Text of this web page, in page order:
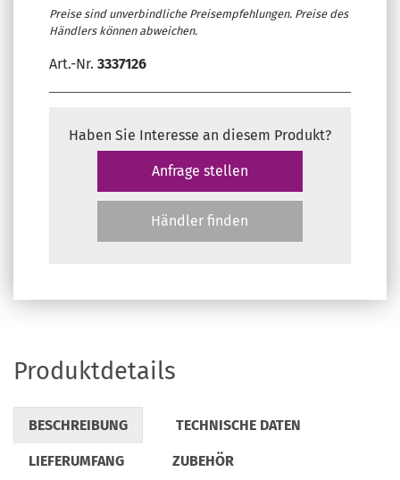
Preise sind unverbindliche Preisempfehlungen. Preise des
Händlers können abweichen.
Art.-Nr. 3337126
Haben Sie Interesse an diesem Produkt?
Anfrage stellen
Händler finden
Produktdetails
BESCHREIBUNG TECHNISCHE DATEN
LIEFERUMFANG ZUBEHÖR